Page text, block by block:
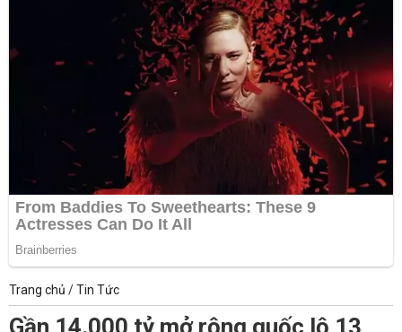
Trang chủ /Tin Tức
Gần 14.000 tỷ mở rộng quốc lộ 13